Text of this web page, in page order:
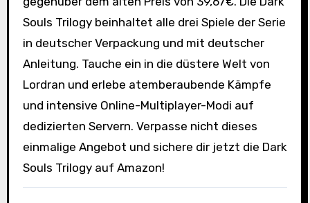
Souls Trilogy beinhaltet alle drei Spiele der Serie
in deutscher Verpackung und mit deutscher
Anleitung. Tauche ein in die düstere Welt von
Lordran und erlebe atemberaubende Kämpfe
und intensive Online-Multiplayer-Modi auf
dedizierten Servern. Verpasse nicht dieses
einmalige Angebot und sichere dir jetzt die Dark
Souls Trilogy auf Amazon!